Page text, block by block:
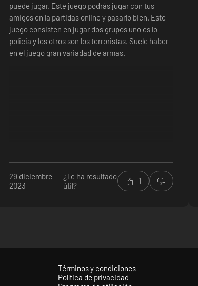
puede jugar. Este juego podrás jugar con tus
amigos en la partidas online y pasarlo bien. Este
juego consisten en jugar dos grupos uno es lo
policia y los otros son los terroristas. Suele haber
en el juego gran variadad de armas.
29 diciembre
2023
¿Te ha resultado
útil?
1
Términos y condiciones
Política de privacidad